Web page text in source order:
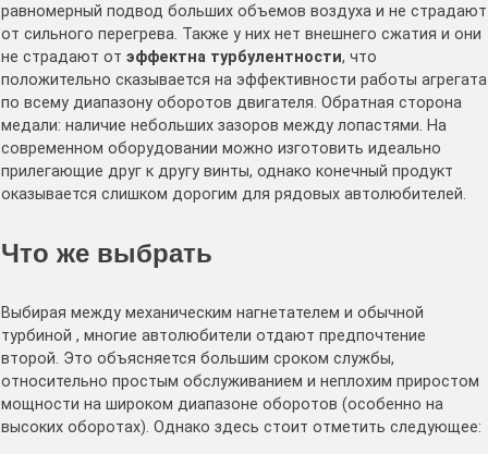
равномерный подвод больших объемов воздуха и не страдают
от сильного перегрева. Также у них нет внешнего сжатия и они
не страдают от эффектна турбулентности, что
положительно сказывается на эффективности работы агрегата
по всему диапазону оборотов двигателя. Обратная сторона
медали: наличие небольших зазоров между лопастями. На
современном оборудовании можно изготовить идеально
прилегающие друг к другу винты, однако конечный продукт
оказывается слишком дорогим для рядовых автолюбителей.
Что же выбрать
Выбирая между механическим нагнетателем и обычной
турбиной , многие автолюбители отдают предпочтение
второй. Это объясняется большим сроком службы,
относительно простым обслуживанием и неплохим приростом
мощности на широком диапазоне оборотов (особенно на
высоких оборотах). Однако здесь стоит отметить следующее: